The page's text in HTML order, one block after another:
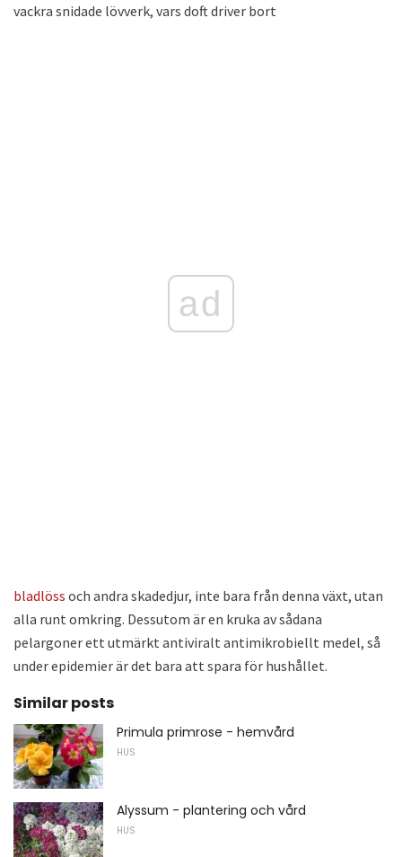
vackra snidade lövverk, vars doft driver bort
ad
bladlöss och andra skadedjur, inte bara från denna växt, utan
alla runt omkring. Dessutom är en kruka av sådana
pelargoner ett utmärkt antiviralt antimikrobiellt medel, så
under epidemier är det bara att spara för hushållet.
Similar posts
Primula primrose - hemvård
HUS
Alyssum - plantering och vård
HUS